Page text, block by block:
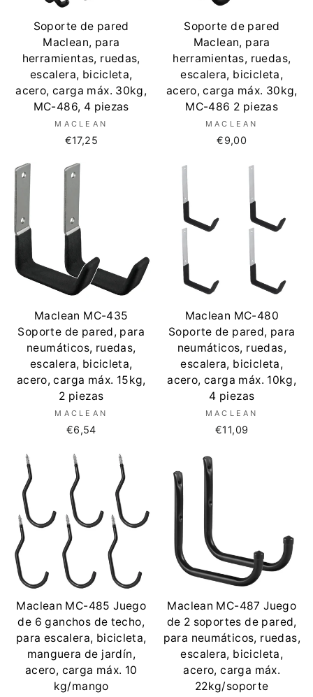
Soporte de pared
Maclean, para
herramientas, ruedas,
escalera, bicicleta,
acero, carga máx. 30kg,
MC-486, 4 piezas
MACLEAN
€17,25
Soporte de pared
Maclean, para
herramientas, ruedas,
escalera, bicicleta,
acero, carga máx. 30kg,
MC-486 2 piezas
MACLEAN
€9,00
Maclean MC-435
Soporte de pared, para
neumáticos, ruedas,
escalera, bicicleta,
acero, carga máx. 15kg,
2 piezas
MACLEAN
€6,54
Maclean MC-480
Soporte de pared, para
neumáticos, ruedas,
escalera, bicicleta,
acero, carga máx. 10kg,
4 piezas
MACLEAN
€11,09
Maclean MC-485 Juego
de 6 ganchos de techo,
para escalera, bicicleta,
manguera de jardín,
acero, carga máx. 10
kg/mango
Maclean MC-487 Juego
de 2 soportes de pared,
para neumáticos, ruedas,
escalera, bicicleta,
acero, carga máx.
22kg/soporte